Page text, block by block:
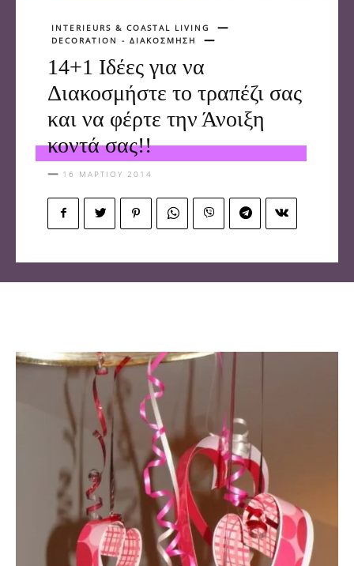
INTERIEURS & COASTAL LIVING
DECORATION - ΔΙΑΚΟΣΜΗΣΗ
14+1 Ιδέες για να
Διακοσμήστε το τραπέζι σας
και να φέρτε την Άνοιξη
κοντά σας!!
16 ΜΑΡΤΊΟΥ 2014